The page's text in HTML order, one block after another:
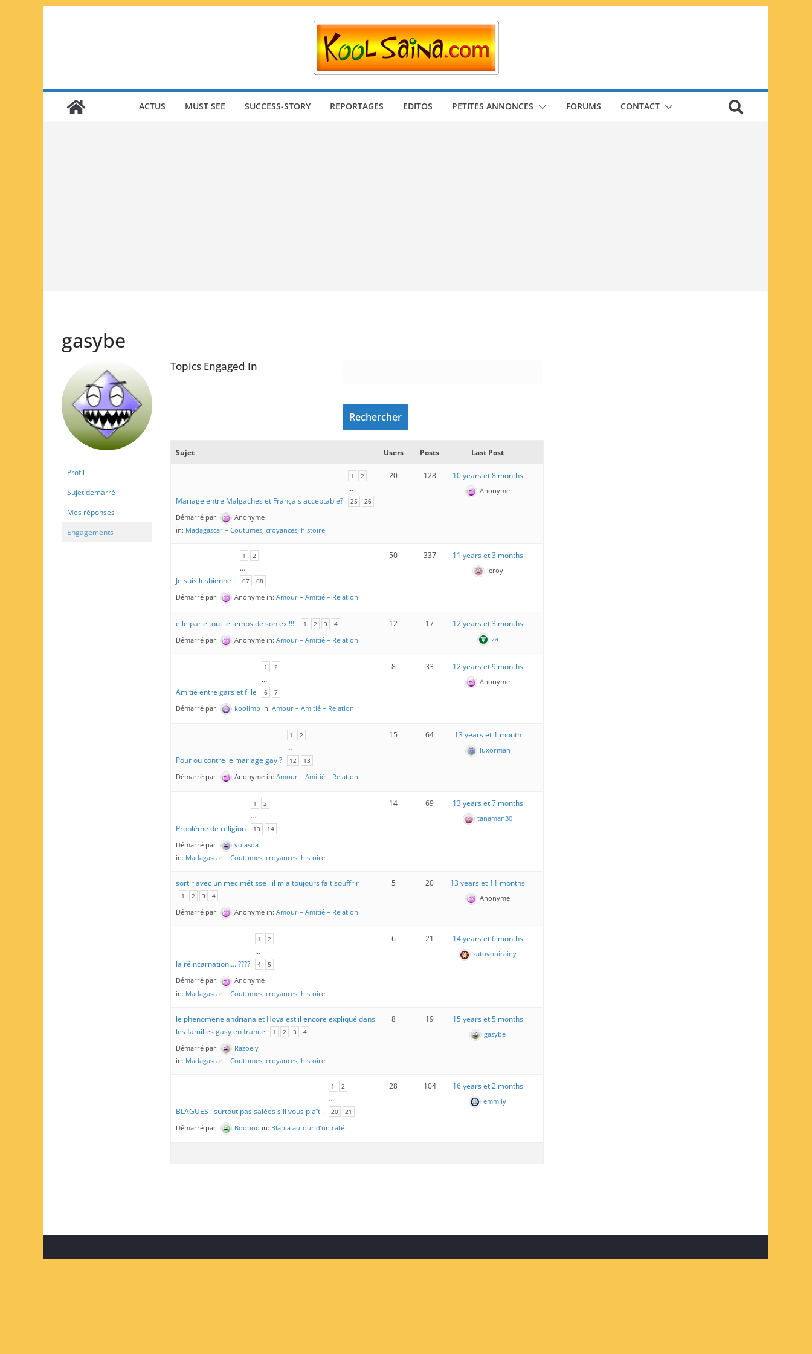
ACTUS MUST SEE SUCCESS-STORY REPORTAGES EDITOS PETITES ANNONCES FORUMS CONTACT
gasybe
Profil
Sujet démarré
Mes réponses
Engagements
Topics Engaged In
Sujet Users Posts Last Post
Mariage entre Malgaches et Français acceptable?
1 2
…
25 26
Démarré par:
Anonyme
in: Madagascar – Coutumes, croyances, histoire
20 128 10 years et 8 months
Anonyme
Je suis lesbienne !
1 2
…
67 68
Démarré par: Anonyme in: Amour – Amitié – Relation
50 337 11 years et 3 months
leroy
elle parle tout le temps de son ex !!!! 1 2 3 4
Démarré par: Anonyme in: Amour – Amitié – Relation
12 17 12 years et 3 months
za
Amitié entre gars et fille
1 2
…
6 7
Démarré par: koolimp in: Amour – Amitié – Relation
8 33 12 years et 9 months
Anonyme
Pour ou contre le mariage gay ?
1 2
…
12 13
Démarré par: Anonyme in: Amour – Amitié – Relation
15 64 13 years et 1 month
luxorman
Problème de religion
1 2
…
13 14
Démarré par:
volasoa
in: Madagascar – Coutumes, croyances, histoire
14 69 13 years et 7 months
tanaman30
sortir avec un mec métisse : il m'a toujours fait souffrir
1 2 3 4
Démarré par: Anonyme in: Amour – Amitié – Relation
5 20 13 years et 11 months
Anonyme
la réincarnation…..????
1 2
…
4 5
Démarré par:
Anonyme
in: Madagascar – Coutumes, croyances, histoire
6 21 14 years et 6 months
zatovonirainy
le phenomene andriana et Hova est il encore expliqué dans
les familles gasy en france
1 2 3 4
Démarré par:
Razoely
in: Madagascar – Coutumes, croyances, histoire
8 19 15 years et 5 months
gasybe
BLAGUES : surtout pas salées s'il vous plaît !
1 2
…
20 21
Démarré par: Booboo in: Blabla autour d’un café
28 104 16 years et 2 months
emmily